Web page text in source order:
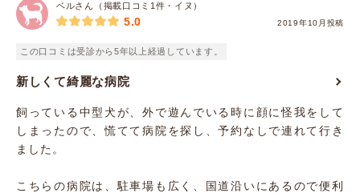
ベルさん（掲載口コミ1件・イヌ）
2019年10月投稿
5.0
この口コミは受診から5年以上経過しています。
新しくて綺麗な病院
飼っている中型犬が、外で遊んでいる時に顔に怪我をして
しまったので、慌てて病院を探し、予約なしで連れて行き
ました。
こちらの病院は、駐車場も広く、国道沿いにあるので便利